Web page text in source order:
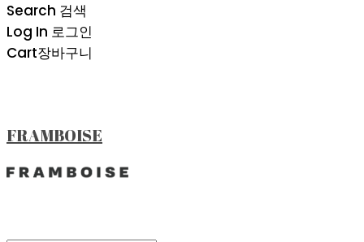
Search 검색
Log In 로그인
Cart장바구니
FRAMBOISE